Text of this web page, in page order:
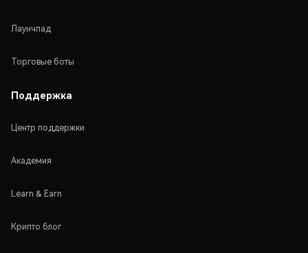
Лаунчпад
Торговые боты
Поддержка
Центр поддержки
Академия
Learn & Earn
Крипто блог